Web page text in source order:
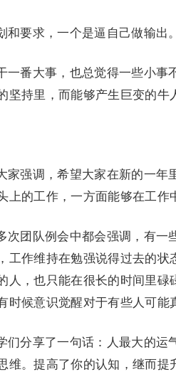
和要求，一个是逼自己做输出。
一番大事，也总觉得一些小事
坚持里，而能够产生巨变的牛
家强调，希望大家在新的一年
上的工作，一方面能够在工作
次团队例会中都会强调，有一
工作维持在勉强说得过去的状
人，也只能在很长的时间里
时候意识觉醒对于有些人可能
们分享了一句话：人最大的运
维。提高了你的认知，继而